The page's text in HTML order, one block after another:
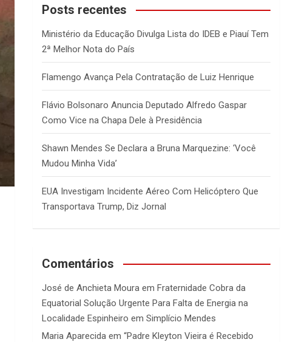
c
Posts recentes
Ministério da Educação Divulga Lista do IDEB e Piauí Tem
2ª Melhor Nota do País
Flamengo Avança Pela Contratação de Luiz Henrique
Flávio Bolsonaro Anuncia Deputado Alfredo Gaspar
Como Vice na Chapa Dele à Presidência
Shawn Mendes Se Declara a Bruna Marquezine: ‘Você
Mudou Minha Vida’
EUA Investigam Incidente Aéreo Com Helicóptero Que
Transportava Trump, Diz Jornal
Comentários
José de Anchieta Moura emFraternidade Cobra da
Equatorial Solução Urgente Para Falta de Energia na
Localidade Espinheiro em Simplício Mendes
Maria Aparecida em“Padre Kleyton Vieira é Recebido